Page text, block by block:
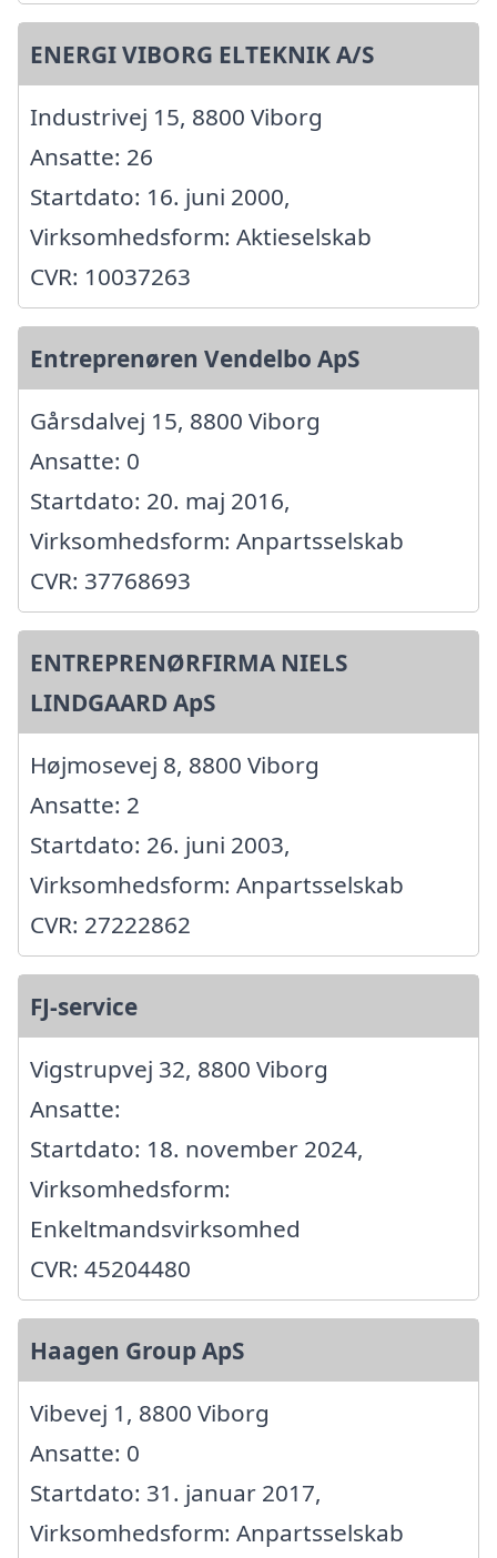
ENERGI VIBORG ELTEKNIK A/S
Industrivej 15, 8800 Viborg
Ansatte: 26
Startdato: 16. juni 2000,
Virksomhedsform: Aktieselskab
CVR: 10037263
Entreprenøren Vendelbo ApS
Gårsdalvej 15, 8800 Viborg
Ansatte: 0
Startdato: 20. maj 2016,
Virksomhedsform: Anpartsselskab
CVR: 37768693
ENTREPRENØRFIRMA NIELS
LINDGAARD ApS
Højmosevej 8, 8800 Viborg
Ansatte: 2
Startdato: 26. juni 2003,
Virksomhedsform: Anpartsselskab
CVR: 27222862
FJ-service
Vigstrupvej 32, 8800 Viborg
Ansatte:
Startdato: 18. november 2024,
Virksomhedsform:
Enkeltmandsvirksomhed
CVR: 45204480
Haagen Group ApS
Vibevej 1, 8800 Viborg
Ansatte: 0
Startdato: 31. januar 2017,
Virksomhedsform: Anpartsselskab